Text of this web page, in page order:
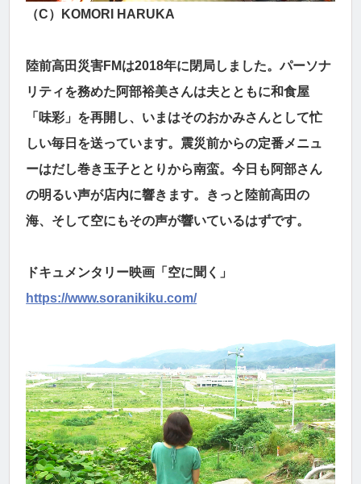
（C）KOMORI HARUKA
陸前高田災害FMは2018年に閉局しました。パーソナ
リティを務めた阿部裕美さんは夫とともに和食屋
「味彩」を再開し、いまはそのおかみさんとして忙
しい毎日を送っています。震災前からの定番メニュ
ーはだし巻き玉子ととりから南蛮。今日も阿部さん
の明るい声が店内に響きます。きっと陸前高田の
海、そして空にもその声が響いているはずです。
ドキュメンタリー映画「空に聞く」
https://www.soranikiku.com/